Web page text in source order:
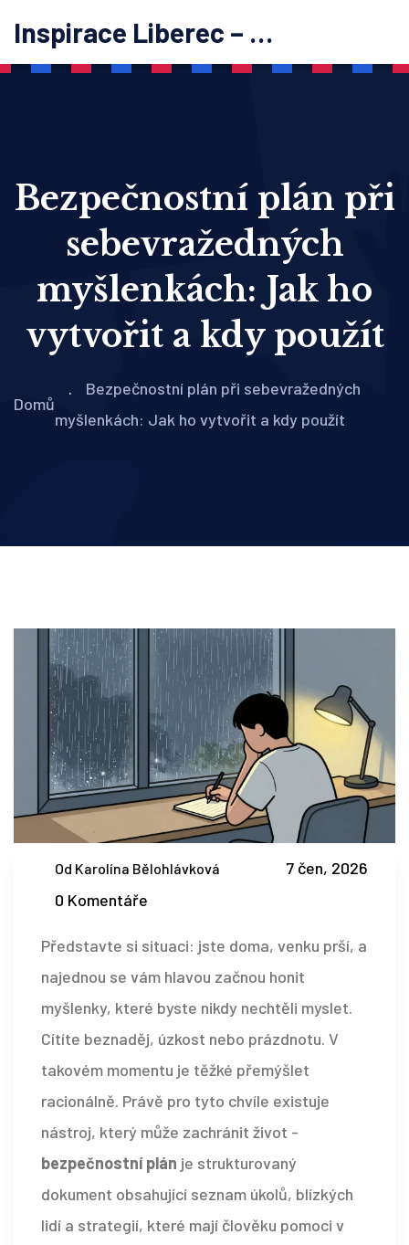
Inspirace Liberec – psychoterapie
Bezpečnostní plán při
sebevražedných
myšlenkách: Jak ho
vytvořit a kdy použít
Domů
Bezpečnostní plán při sebevražedných
myšlenkách: Jak ho vytvořit a kdy použít
Od Karolína Bělohlávková
7 čen, 2026
0 Komentáře
Představte si situaci: jste doma, venku prší, a
najednou se vám hlavou začnou honit
myšlenky, které byste nikdy nechtěli myslet.
Cítíte beznaděj, úzkost nebo prázdnotu. V
takovém momentu je těžké přemýšlet
racionálně. Právě pro tyto chvíle existuje
nástroj, který může zachránit život -
bezpečnostní plán je strukturovaný
dokument obsahující seznam úkolů, blízkých
lidí a strategií, které mají člověku pomoci v